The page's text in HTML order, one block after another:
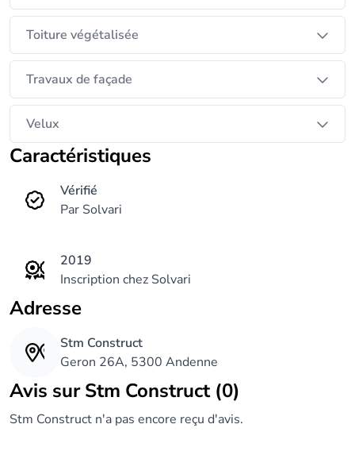
Toiture végétalisée
Travaux de façade
Velux
Caractéristiques
Vérifié
Par Solvari
2019
Inscription chez Solvari
Adresse
Stm Construct
Geron 26A, 5300 Andenne
Avis sur Stm Construct (0)
Stm Construct n'a pas encore reçu d'avis.